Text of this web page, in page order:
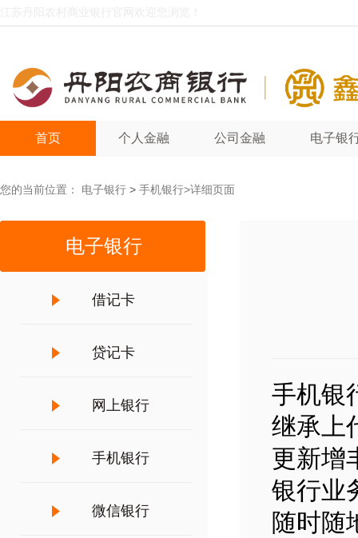
首页 个人金融 公司金融 电子银
电子银行
借记卡
贷记卡
网上银行
手机银行
微信银行
您的当前位置： 电子银行 > 手机银行>详细页面
手机银
继承上
更新增
银行业
随时随